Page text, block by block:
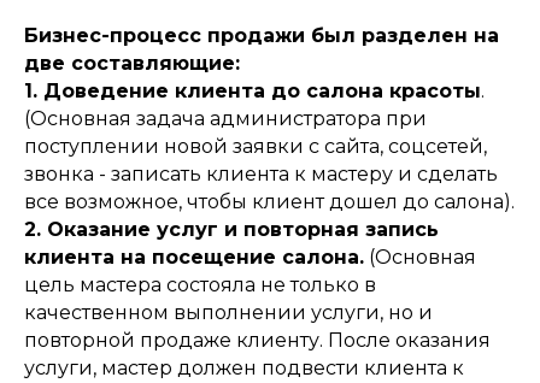
Бизнес-процесс продажи был разделен на
две составляющие:
1. Доведение клиента до салона красоты.
(Основная задача администратора при
поступлении новой заявки с сайта, соцсетей,
звонка - записать клиента к мастеру и сделать
все возможное, чтобы клиент дошел до салона).
2. Оказание услуг и повторная запись
клиента на посещение салона. (Основная
цель мастера состояла не только в
качественном выполнении услуги, но и
повторной продаже клиенту. После оказания
услуги, мастер должен подвести клиента к